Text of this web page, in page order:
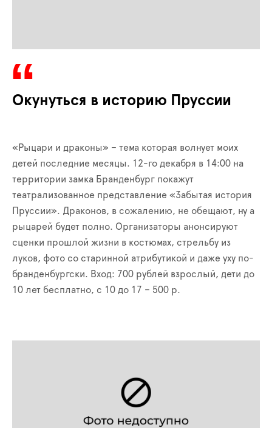
Окунуться в историю Пруссии
«Рыцари и драконы» – тема которая волнует моих
детей последние месяцы. 12-го декабря в 14:00 на
территории замка Бранденбург покажут
театрализованное представление «Забытая история
Пруссии». Драконов, в сожалению, не обещают, ну а
рыцарей будет полно. Организаторы анонсируют
сценки прошлой жизни в костюмах, стрельбу из
луков, фото со старинной атрибутикой и даже уху по-
бранденбургски. Вход: 700 рублей взрослый, дети до
10 лет бесплатно, с 10 до 17 – 500 р.